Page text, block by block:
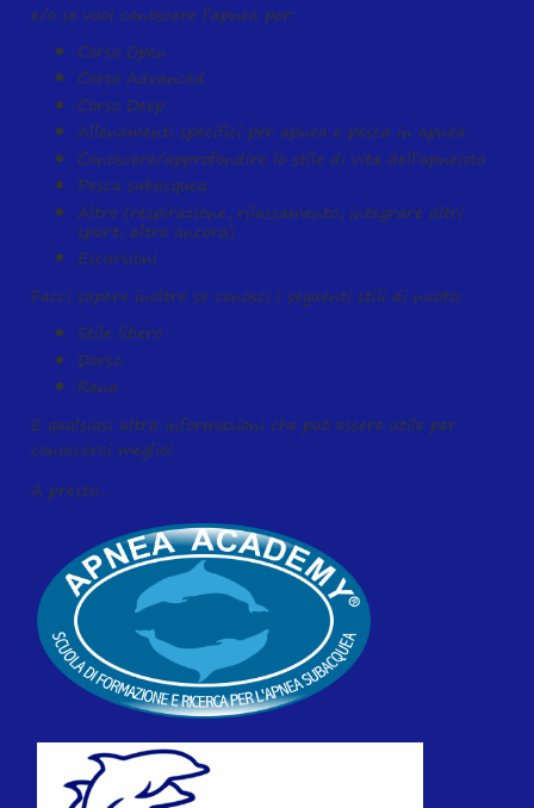
e/o se vuoi conoscere l’apnea per:
Corso Open
Corso Advanced
Corso Deep
Allenamenti specifici per apnea e pesca in apnea
Conoscere/approfondire lo stile di vita dell’apneista
Pesca subacquea
Altro (respirazione, rilassamento, integrare altri
sport, altro ancora)
Escursioni
Facci sapere inoltre se conosci i seguenti stili di nuoto:
Stile libero
Dorso
Rana
E qualsiasi altra informazioni che può essere utile per
conoscerci meglio!
A presto…